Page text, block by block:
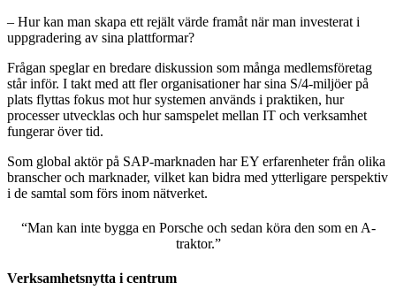
– Hur kan man skapa ett rejält värde framåt när man investerat i
uppgradering av sina plattformar?
Frågan speglar en bredare diskussion som många medlemsföretag
står inför. I takt med att fler organisationer har sina S/4-miljöer på
plats flyttas fokus mot hur systemen används i praktiken, hur
processer utvecklas och hur samspelet mellan IT och verksamhet
fungerar över tid.
Som global aktör på SAP-marknaden har EY erfarenheter från olika
branscher och marknader, vilket kan bidra med ytterligare perspektiv
i de samtal som förs inom nätverket.
“Man kan inte bygga en Porsche och sedan köra den som en A-
traktor.”
Verksamhetsnytta i centrum